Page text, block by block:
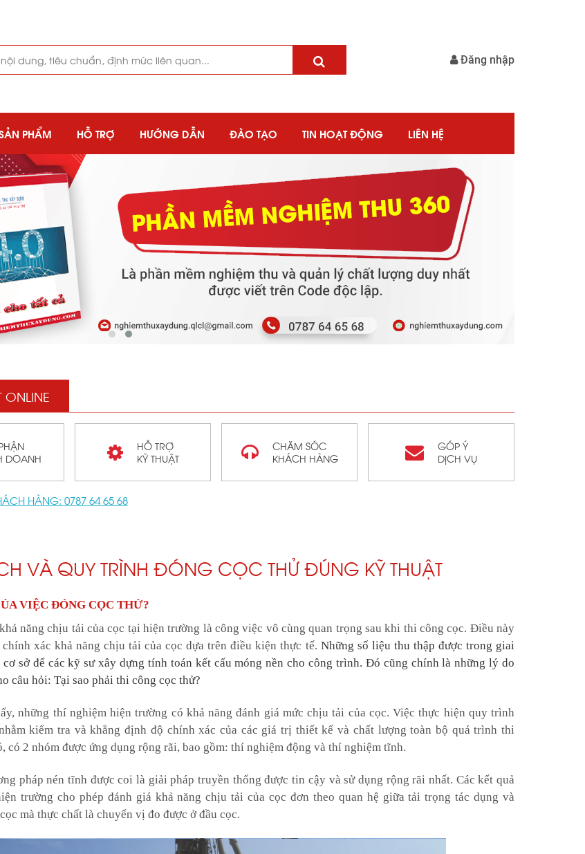
Đăng nhập
PHẨM HỖ TRỢ HƯỚNG DẪN ĐÀO TẠO TIN HOẠT ĐỘNG LIÊN HỆ
ONLINE
DOANH
HỖ TRỢ
KỸ THUẬT
CHĂM SÓC
KHÁCH HÀNG
GÓP Ý
DỊCH VỤ
HÀNG: 0787 64 65 68
VÀ QUY TRÌNH ĐÓNG CỌC THỬ ĐÚNG KỸ THUẬT
VIỆC ĐÓNG CỌC THỬ?
năng chịu tải của cọc tại hiện trường là công việc vô cùng quan trọng sau khi thi công cọc. Điều này
xác khả năng chịu tải của cọc dựa trên điều kiện thực tế. Những số liệu thu thập được trong giai
cơ sở để các kỹ sư xây dựng tính toán kết cấu móng nền cho công trình. Đó cũng chính là những lý do
câu hỏi: Tại sao phải thi công cọc thử?
những thí nghiệm hiện trường có khả năng đánh giá mức chịu tải của cọc. Việc thực hiện quy trình
kiểm tra và khẳng định độ chính xác của các giá trị thiết kế và chất lượng toàn bộ quá trình thi
có 2 nhóm được ứng dụng rộng rãi, bao gồm: thí nghiệm động và thí nghiệm tĩnh.
pháp nén tĩnh được coi là giải pháp truyền thống được tin cậy và sử dụng rộng rãi nhất. Các kết quả
trường cho phép đánh giá khả năng chịu tải của cọc đơn theo quan hệ giữa tải trọng tác dụng và
mà thực chất là chuyển vị đo được ở đầu cọc.